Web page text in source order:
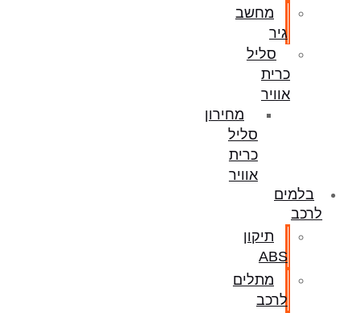
מחשב
גיר
סליל
כרית
אוויר
מחירון
סליל
כרית
אוויר
בלמים
לרכב
תיקון
ABS
מתלים
לרכב